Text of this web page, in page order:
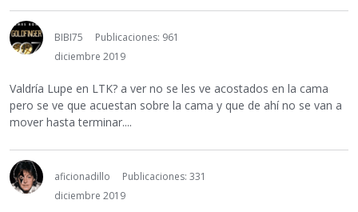
BIBI75
Publicaciones: 961
diciembre 2019
Valdría Lupe en LTK? a ver no se les ve acostados en la cama
pero se ve que acuestan sobre la cama y que de ahí no se van a
mover hasta terminar....
aficionadillo
Publicaciones: 331
diciembre 2019